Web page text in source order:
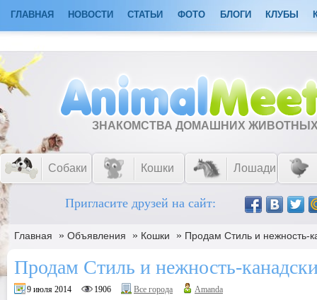
ГЛАВНАЯ НОВОСТИ СТАТЬИ ФОТО БЛОГИ КЛУБЫ
ЗНАКОМСТВА ДОМАШНИХ
Собаки Кошки Лошади
Пригласите друзей на сайт:
Главная » Объявления » Кошки » Продам Стиль и нежность-
Продам Стиль и нежность-
9 июля 2014 1906 Все города Amanda